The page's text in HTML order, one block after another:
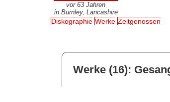
vor 63 Jahren
in Burnley, Lancashire
Diskographie Werke Zeitgenossen
Werke (16):